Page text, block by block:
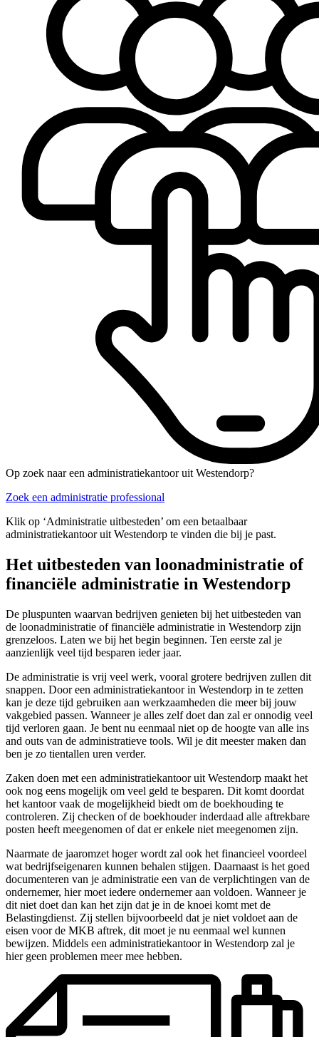
Op zoek naar een administratiekantoor uit Westendorp?
Zoek een administratie professional
Klik op ‘Administratie uitbesteden’ om een betaalbaar
administratiekantoor uit Westendorp te vinden die bij je past.
Het uitbesteden van loonadministratie of
financiële administratie in Westendorp
De pluspunten waarvan bedrijven genieten bij het uitbesteden van
de loonadministratie of financiële administratie in Westendorp zijn
grenzeloos. Laten we bij het begin beginnen. Ten eerste zal je
aanzienlijk veel tijd besparen ieder jaar.
De administratie is vrij veel werk, vooral grotere bedrijven zullen dit
snappen. Door een administratiekantoor in Westendorp in te zetten
kan je deze tijd gebruiken aan werkzaamheden die meer bij jouw
vakgebied passen. Wanneer je alles zelf doet dan zal er onnodig veel
tijd verloren gaan. Je bent nu eenmaal niet op de hoogte van alle ins
and outs van de administratieve tools. Wil je dit meester maken dan
ben je zo tientallen uren verder.
Zaken doen met een administratiekantoor uit Westendorp maakt het
ook nog eens mogelijk om veel geld te besparen. Dit komt doordat
het kantoor vaak de mogelijkheid biedt om de boekhouding te
controleren. Zij checken of de boekhouder inderdaad alle aftrekbare
posten heeft meegenomen of dat er enkele niet meegenomen zijn.
Naarmate de jaaromzet hoger wordt zal ook het financieel voordeel
wat bedrijfseigenaren kunnen behalen stijgen. Daarnaast is het goed
documenteren van je administratie een van de verplichtingen van de
ondernemer, hier moet iedere ondernemer aan voldoen. Wanneer je
dit niet doet dan kan het zijn dat je in de knoei komt met de
Belastingdienst. Zij stellen bijvoorbeeld dat je niet voldoet aan de
eisen voor de MKB aftrek, dit moet je nu eenmaal wel kunnen
bewijzen. Middels een administratiekantoor in Westendorp zal je
hier geen problemen meer mee hebben.